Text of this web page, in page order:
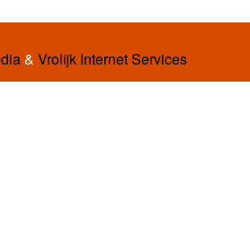
& Vrolijk Internet Services